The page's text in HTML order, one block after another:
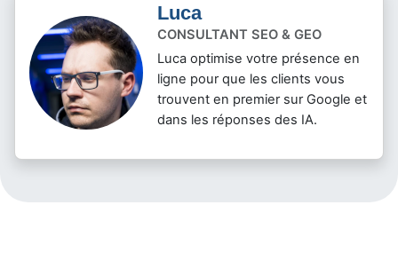
Luca
CONSULTANT SEO & GEO
Luca optimise votre présence en
ligne pour que les clients vous
trouvent en premier sur Google et
dans les réponses des IA.